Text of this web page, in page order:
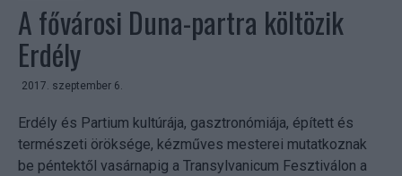
A fővárosi Duna-partra költözik
Erdély
2017. szeptember 6.
Erdély és Partium kultúrája, gasztronómiája, épített és
természeti öröksége, kézműves mesterei mutatkoznak
be péntektől vasárnapig a Transylvanicum Fesztiválon a